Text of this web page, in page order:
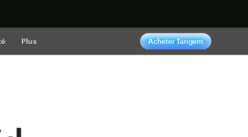
Plus Acheter Tangem